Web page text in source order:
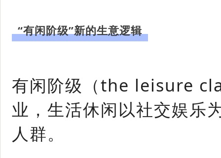
“有闲阶级”新的生意逻辑
有闲阶级（the leisure
业，生活休闲以社交娱乐
人群。